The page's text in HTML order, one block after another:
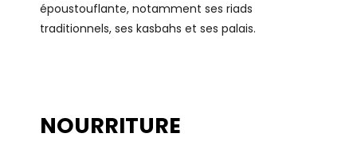
époustouflante, notamment ses riads
traditionnels, ses kasbahs et ses palais.
NOURRITURE